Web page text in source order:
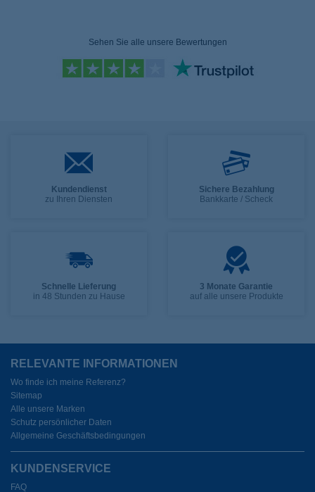
Sehen Sie alle unsere Bewertungen
Kundendienst
zu Ihren Diensten
Sichere Bezahlung
Bankkarte / Scheck
Schnelle Lieferung
in 48 Stunden zu Hause
3 Monate Garantie
auf alle unsere Produkte
RELEVANTE INFORMATIONEN
Wo finde ich meine Referenz?
Sitemap
Alle unsere Marken
Schutz persönlicher Daten
Allgemeine Geschäftsbedingungen
KUNDENSERVICE
FAQ